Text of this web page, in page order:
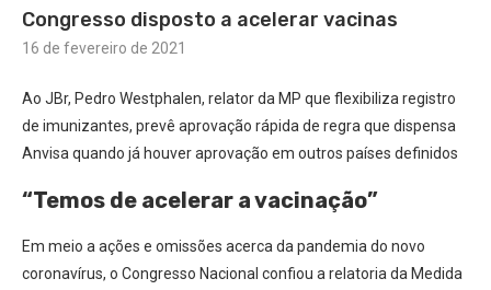
Congresso disposto a acelerar vacinas
16 de fevereiro de 2021
Ao JBr, Pedro Westphalen, relator da MP que flexibiliza registro
de imunizantes, prevê aprovação rápida de regra que dispensa
Anvisa quando já houver aprovação em outros países definidos
“Temos de acelerar a vacinação”
Em meio a ações e omissões acerca da pandemia do novo
coronavírus, o Congresso Nacional confiou a relatoria da Medida